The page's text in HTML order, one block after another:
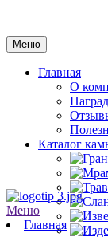
Меню
Главная
О
Каталог
Меню
Главная